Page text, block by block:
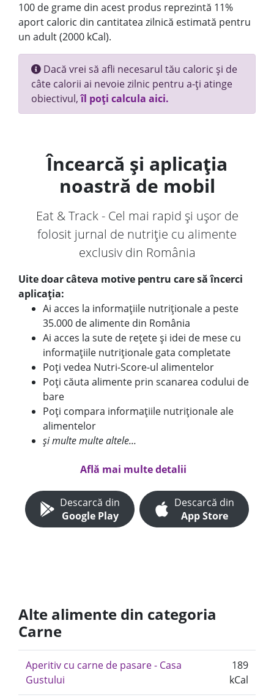
100 de grame din acest produs reprezintă 11%
aport caloric din cantitatea zilnică estimată pentru
un adult (2000 kCal).
Dacă vrei să afli necesarul tău caloric și de
câte calorii ai nevoie zilnic pentru a-ți atinge
obiectivul,îl poți calcula aici.
Încearcă și aplicația
noastră de mobil
Eat & Track - Cel mai rapid și ușor de
folosit jurnal de nutriție cu alimente
exclusiv din România
Uite doar câteva motive pentru care să încerci
aplicația:
Ai acces la informațiile nutriționale a peste
35.000 de alimente din România
Ai acces la sute de rețete și idei de mese cu
informațiile nutriționale gata completate
Poți vedea Nutri-Score-ul alimentelor
Poți căuta alimente prin scanarea codului de
bare
Poți compara informațiile nutriționale ale
alimentelor
și multe multe altele...
Află mai multe detalii
Descarcă din
Google Play
Descarcă din
App Store
Alte alimente din categoria
Carne
Aperitiv cu carne de pasare - Casa
Gustului
189
kCal